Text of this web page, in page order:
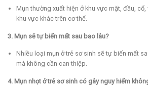
Mụn thường xuất hiện ở khu vực mặt, đầu,
khu vực khác trên cơ thể.
3. Mụn sẽ tự biến mất sau bao lâu?
Nhiều loại mụn ở trẻ sơ sinh sẽ tự biến mất
mà không cần can thiệp.
4. Mụn nhọt ở trẻ sơ sinh có gây nguy hiểm